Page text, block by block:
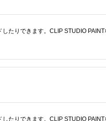
たりできます。CLIP STUDIO
たりできます。CLIP STUDIO